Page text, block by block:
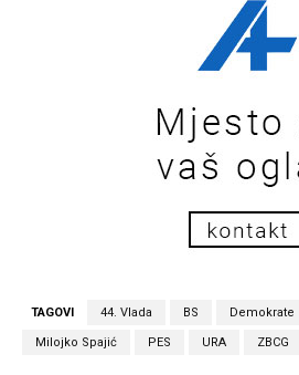
TAGOVI 44. Vlada BS Demokrate
Milojko Spajić PES URA ZBCG